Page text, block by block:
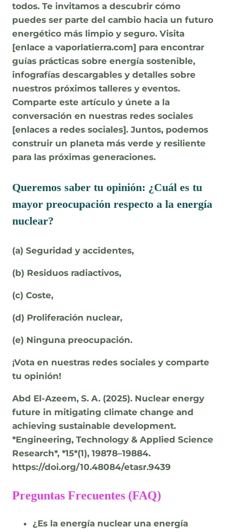
todos. Te invitamos a descubrir cómo
puedes ser parte del cambio hacia un futuro
energético más limpio y seguro. Visita
[enlace a vaporlatierra.com] para encontrar
guías prácticas sobre energía sostenible,
infografías descargables y detalles sobre
nuestros próximos talleres y eventos.
Comparte este artículo y únete a la
conversación en nuestras redes sociales
[enlaces a redes sociales]. Juntos, podemos
construir un planeta más verde y resiliente
para las próximas generaciones.
Queremos saber tu opinión: ¿Cuál es tu
mayor preocupación respecto a la energía
nuclear?
(a) Seguridad y accidentes,
(b) Residuos radiactivos,
(c) Coste,
(d) Proliferación nuclear,
(e) Ninguna preocupación.
¡Vota en nuestras redes sociales y comparte
tu opinión!
Abd El-Azeem, S. A. (2025). Nuclear energy
future in mitigating climate change and
achieving sustainable development.
*Engineering, Technology & Applied Science
Research*, *15*(1), 19878–19884.
https://doi.org/10.48084/etasr.9439
Preguntas Frecuentes (FAQ)
¿Es la energía nuclear una energía